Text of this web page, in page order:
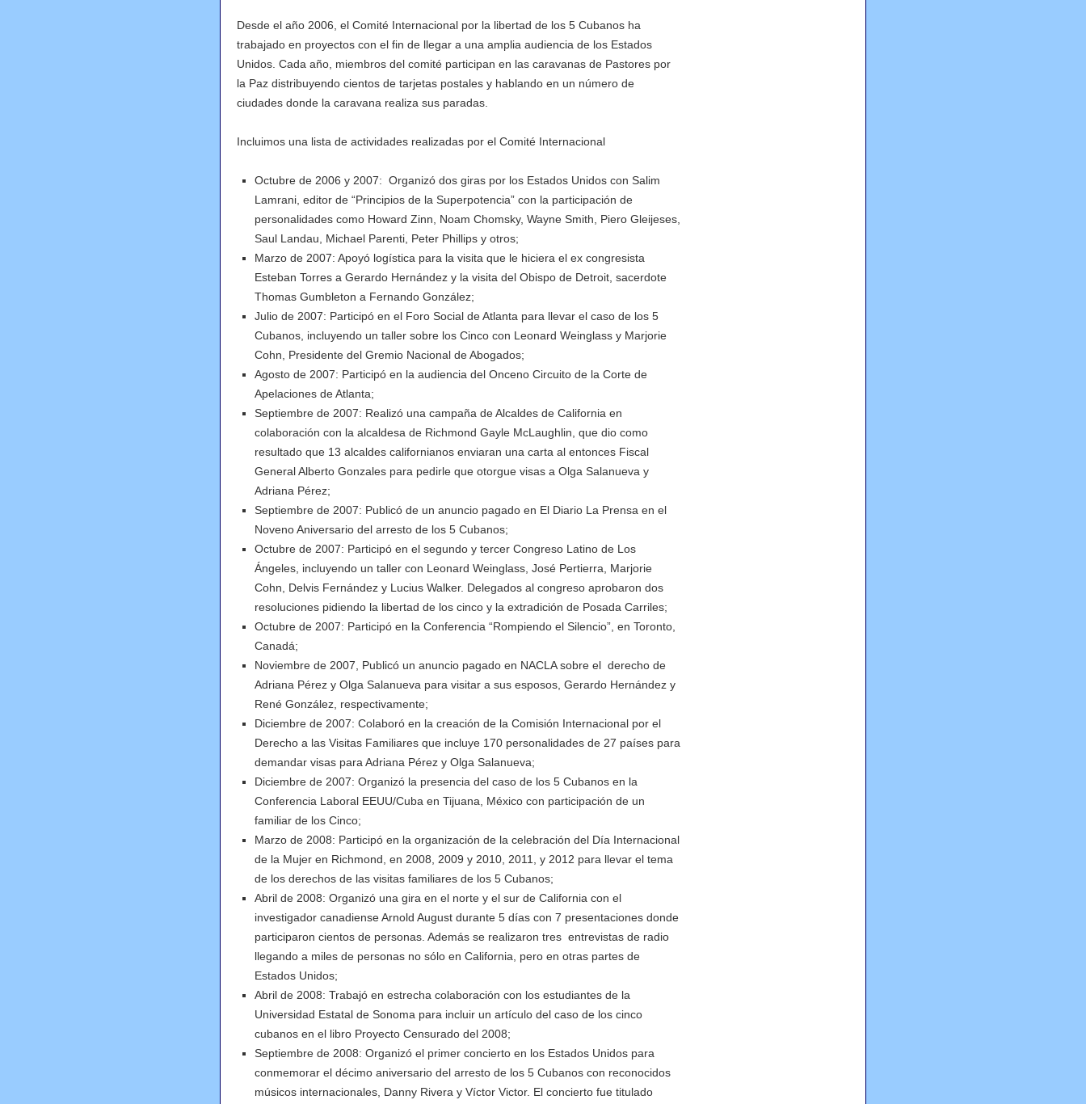
Desde el año 2006, el Comité Internacional por la libertad de los 5 Cubanos ha
trabajado en proyectos con el fin de llegar a una amplia audiencia de los Estados
Unidos. Cada año, miembros del comité participan en las caravanas de Pastores por
la Paz distribuyendo cientos de tarjetas postales y hablando en un número de
ciudades donde la caravana realiza sus paradas.
Incluimos una lista de actividades realizadas por el Comité Internacional
Octubre de 2006 y 2007: Organizó dos giras por los Estados Unidos con Salim
Lamrani, editor de “Principios de la Superpotencia” con la participación de
personalidades como Howard Zinn, Noam Chomsky, Wayne Smith, Piero Gleijeses,
Saul Landau, Michael Parenti, Peter Phillips y otros;
Marzo de 2007: Apoyó logística para la visita que le hiciera el ex congresista
Esteban Torres a Gerardo Hernández y la visita del Obispo de Detroit, sacerdote
Thomas Gumbleton a Fernando González;
Julio de 2007: Participó en el Foro Social de Atlanta para llevar el caso de los 5
Cubanos, incluyendo un taller sobre los Cinco con Leonard Weinglass y Marjorie
Cohn, Presidente del Gremio Nacional de Abogados;
Agosto de 2007: Participó en la audiencia del Onceno Circuito de la Corte de
Apelaciones de Atlanta;
Septiembre de 2007: Realizó una campaña de Alcaldes de California en
colaboración con la alcaldesa de Richmond Gayle McLaughlin, que dio como
resultado que 13 alcaldes californianos enviaran una carta al entonces Fiscal
General Alberto Gonzales para pedirle que otorgue visas a Olga Salanueva y
Adriana Pérez;
Septiembre de 2007: Publicó de un anuncio pagado en El Diario La Prensa en el
Noveno Aniversario del arresto de los 5 Cubanos;
Octubre de 2007: Participó en el segundo y tercer Congreso Latino de Los
Ángeles, incluyendo un taller con Leonard Weinglass, José Pertierra, Marjorie
Cohn, Delvis Fernández y Lucius Walker. Delegados al congreso aprobaron dos
resoluciones pidiendo la libertad de los cinco y la extradición de Posada Carriles;
Octubre de 2007: Participó en la Conferencia “Rompiendo el Silencio”, en Toronto,
Canadá;
Noviembre de 2007, Publicó un anuncio pagado en NACLA sobre el derecho de
Adriana Pérez y Olga Salanueva para visitar a sus esposos, Gerardo Hernández y
René González, respectivamente;
Diciembre de 2007: Colaboró en la creación de la Comisión Internacional por el
Derecho a las Visitas Familiares que incluye 170 personalidades de 27 países para
demandar visas para Adriana Pérez y Olga Salanueva;
Diciembre de 2007: Organizó la presencia del caso de los 5 Cubanos en la
Conferencia Laboral EEUU/Cuba en Tijuana, México con participación de un
familiar de los Cinco;
Marzo de 2008: Participó en la organización de la celebración del Día Internacional
de la Mujer en Richmond, en 2008, 2009 y 2010, 2011, y 2012 para llevar el tema
de los derechos de las visitas familiares de los 5 Cubanos;
Abril de 2008: Organizó una gira en el norte y el sur de California con el
investigador canadiense Arnold August durante 5 días con 7 presentaciones donde
participaron cientos de personas. Además se realizaron tres entrevistas de radio
llegando a miles de personas no sólo en California, pero en otras partes de
Estados Unidos;
Abril de 2008: Trabajó en estrecha colaboración con los estudiantes de la
Universidad Estatal de Sonoma para incluir un artículo del caso de los cinco
cubanos en el libro Proyecto Censurado del 2008;
Septiembre de 2008: Organizó el primer concierto en los Estados Unidos para
conmemorar el décimo aniversario del arresto de los 5 Cubanos con reconocidos
músicos internacionales, Danny Rivera y Víctor Victor. El concierto fue titulado